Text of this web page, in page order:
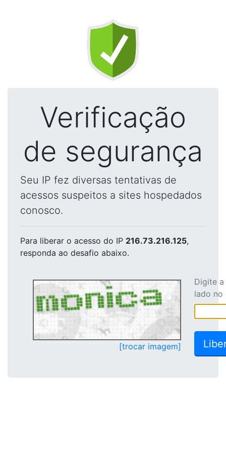
Verificação
de segurança
Seu IP fez diversas tentativas de
acessos suspeitos a sites hospedados
conosco.
Para liberar o acesso do IP 216.73.216.125,
responda ao desafio abaixo.
[trocar imagem]
Digite
lado no